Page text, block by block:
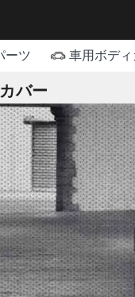
ーツ 車用ボディ
バー